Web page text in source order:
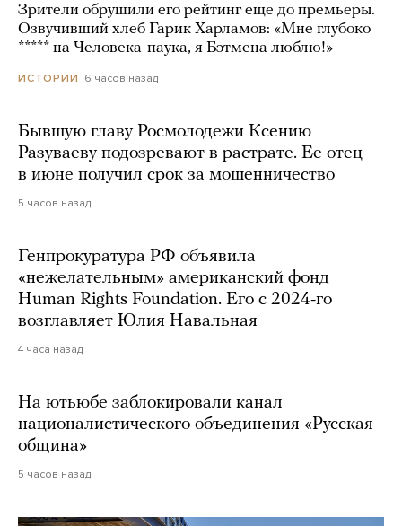
Зрители обрушили его рейтинг еще до премьеры.
Озвучивший хлеб Гарик Харламов: «Мне глубоко
***** на Человека-паука, я Бэтмена люблю!»
ИСТОРИИ 6 часов назад
Бывшую главу Росмолодежи Ксению
Разуваеву подозревают в растрате. Ее отец
в июне получил срок за мошенничество
5 часов назад
Генпрокуратура РФ объявила
«нежелательным» американский фонд
Human Rights Foundation. Его с 2024-го
возглавляет Юлия Навальная
4 часа назад
На ютьюбе заблокировали канал
националистического объединения «Русская
община»
5 часов назад